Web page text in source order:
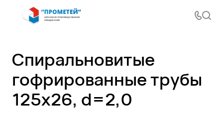
Спиральновитые
гофрированные трубы
125х26, d=2,0